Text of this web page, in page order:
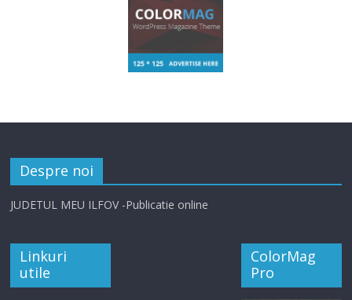
Despre noi
JUDETUL MEU ILFOV -Publicatie online
Linkuri
utile
ColorMag
Pro